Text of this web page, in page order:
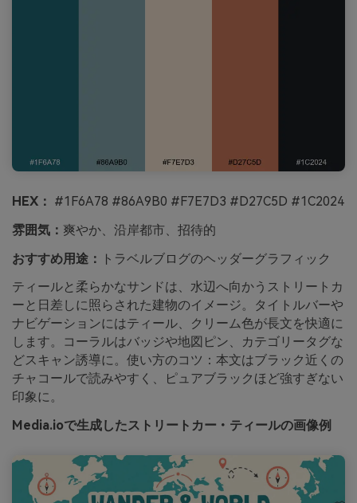
HEX： #1F6A78 #86A9B0 #F7E7D3 #D27C5D #1C2024
雰囲気： 爽やか、沿岸都市、招待的
おすすめ用途：
トラベルブログのヘッダーグラフィック
ティールと柔らかなサンドは、水辺へ向かうストリートカ
ーと日差しに照らされた建物のイメージ。タイトルバーや
ナビゲーションにはティール、クリーム色が長文を快適に
します。コーラルはバッジや地図ピン、カテゴリータグな
どスキャン誘導に。使い方のコツ：本文はブラック近くの
チャコールで読みやすく、ピュアブラックほど強すぎない
印象に。
Media.ioで生成したストリートカー・ティールの画像例